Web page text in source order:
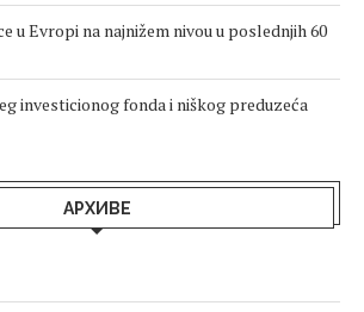
u Evropi na najnižem nivou u poslednjih 60
investicionog fonda i niškog preduzeća
АРХИВЕ